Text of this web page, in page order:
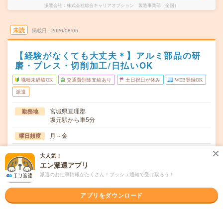
派遣会社 株式会社綜合キャリアオプション 製造事業部（全国）
未読 掲載日 2026/08/05
【経験がなくても大丈夫＊】アルミ部品の研
磨・プレス・切削加工/日払いOK
職種未経験OK 交通費別途支給あり 土日祝日が休み WEB登録OK
派遣
勤務地
宮城県亘理郡
坂元駅から車5分
曜日頻度 月～金
時間 08:15～17:0016:50～01:3517:50～02:35
期間 長期でお仕事できる方、大歓迎！
時給
大人気！
エン派遣アプリ
派遣のお仕事情報がたくさん！プッシュ通知で受け取ろう！
アプリをダウンロード